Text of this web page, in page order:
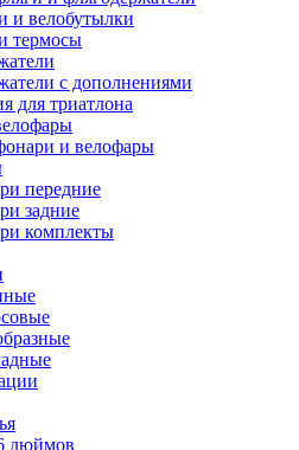
и велобутылки
термосы
с дополнениями
для триатлона
и велофары
передние
задние
комплекты
дюймов